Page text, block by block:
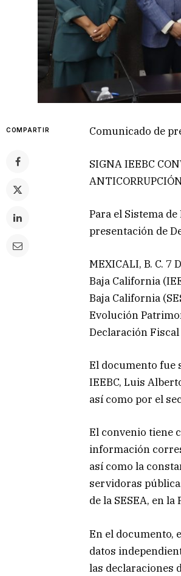
COMPARTIR Comunicado de
SIGNA IEEBC
Para el Sistema
presentación de
MEXICALI, B. C.
Baja California
Baja California
Evolución
Declaración
El documento fue
IEEBC, Luis
así como por el
El convenio tiene
información
así como la
servidoras
de la SESEA, en
En el documento,
datos
las declaraciones